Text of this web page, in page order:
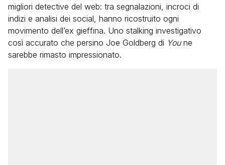
migliori detective del web: tra segnalazioni, incroci di
indizi e analisi dei social, hanno ricostruito ogni
movimento dell’ex gieffina. Uno stalking investigativo
così accurato che persino Joe Goldberg di Youne
sarebbe rimasto impressionato.